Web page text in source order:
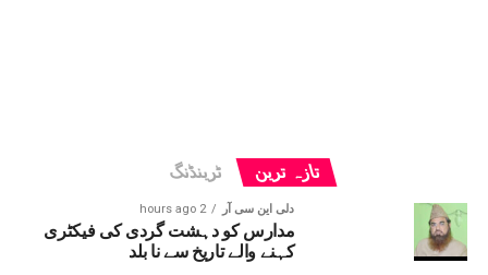
تازہ ترین ٹرینڈنگ
دلی این سی آر 2 hours ago
مدارس کو دہشت گردی کی فیکٹری
کہنے والے تاریخ سے نا بلد